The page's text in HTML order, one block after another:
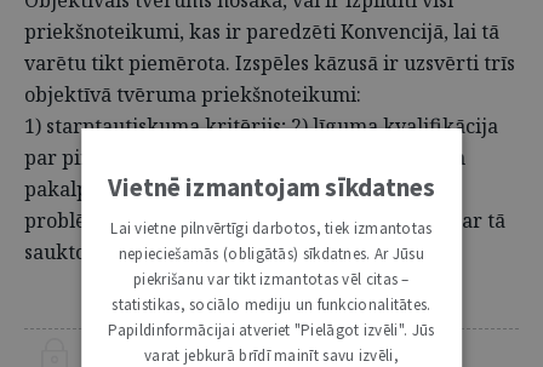
priekšnoteikumi, kas ir paredzēti Konvencijā, lai tā
varētu tikt piemērota. Izspēles kāzusā ir uzsvērti trīs
objektīvā tvēruma priekšnoteikumi:
1) starptautiskuma kritērijs; 2) līguma kvalifikācija
par pirkumu izsolē; 3) robeža starp pirkuma un
pakalpojumu līgumu. Ceturtajam izspēles
problēmjautājumam ir cita daba. Tas ir saistīts ar tā
saukto subjektīvo tvērumu.
ŠIS RAKSTS PIEEJAMS “JURISTA VĀRDA” ABONENTIEM
Vietnē izmantojam sīkdatnes
Lai vietne pilnvērtīgi darbotos, tiek izmantotas
nepieciešamās (obligātās) sīkdatnes. Ar Jūsu
piekrišanu var tikt izmantotas vēl citas –
statistikas, sociālo mediju un funkcionalitātes.
Papildinformācijai atveriet "Pielāgot izvēli". Jūs
varat jebkurā brīdī mainīt savu izvēli,